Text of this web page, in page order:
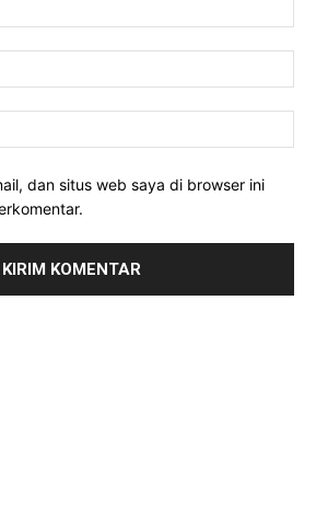
dan situs web saya di browser ini